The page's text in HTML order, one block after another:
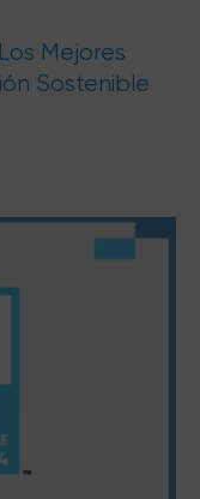
Mejores
Sostenible